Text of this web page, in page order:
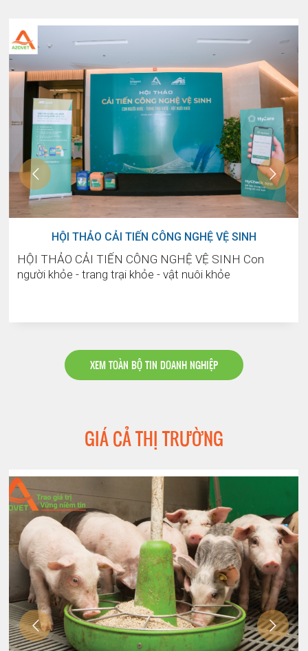
HỘI THẢO CẢI TIẾN CÔNG NGHỆ VỆ SINH
HỘI THẢO CẢI TIẾN CÔNG NGHỆ VỆ SINH Con
người khỏe - trang trại khỏe - vật nuôi khỏe
XEM TOÀN BỘ TIN DOANH NGHIỆP
GIÁ CẢ THỊ TRƯỜNG